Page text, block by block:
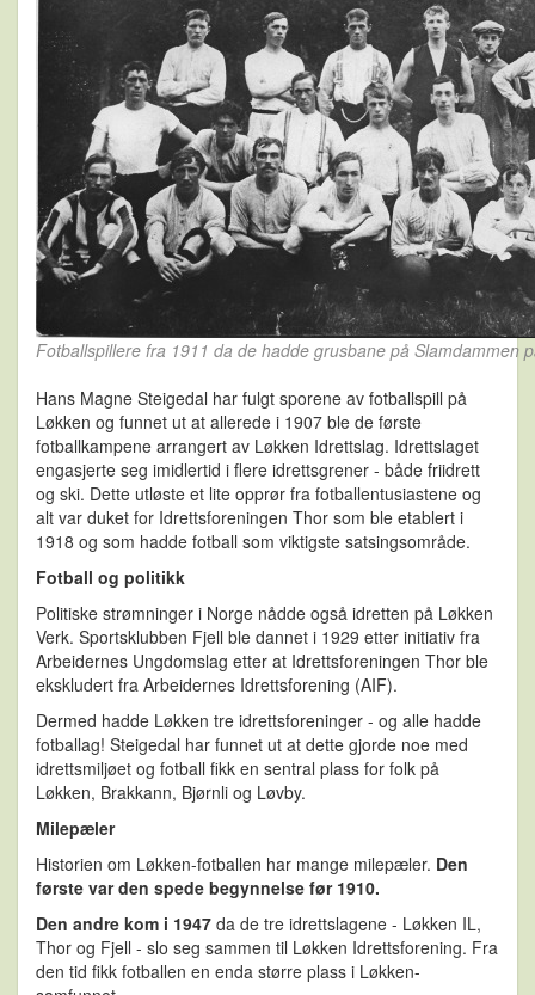
Fotballspillere fra 1911 da de hadde grusbane på Slamdammen
Hans Magne Steigedal har fulgt sporene av fotballspill på
Løkken og funnet ut at allerede i 1907 ble de første
fotballkampene arrangert av Løkken Idrettslag. Idrettslaget
engasjerte seg imidlertid i flere idrettsgrener - både friidrett
og ski. Dette utløste et lite opprør fra fotballentusiastene og
alt var duket for Idrettsforeningen Thor som ble etablert i
1918 og som hadde fotball som viktigste satsingsområde.
Fotball og politikk
Politiske strømninger i Norge nådde også idretten på Løkken
Verk. Sportsklubben Fjell ble dannet i 1929 etter initiativ fra
Arbeidernes Ungdomslag etter at Idrettsforeningen Thor ble
ekskludert fra Arbeidernes Idrettsforening (AIF).
Dermed hadde Løkken tre idrettsforeninger - og alle hadde
fotballag! Steigedal har funnet ut at dette gjorde noe med
idrettsmiljøet og fotball fikk en sentral plass for folk på
Løkken, Brakkann, Bjørnli og Løvby.
Milepæler
Historien om Løkken-fotballen har mange milepæler. Den
første var den spede begynnelse før 1910.
Den andre kom i 1947 da de tre idrettslagene - Løkken IL,
Thor og Fjell - slo seg sammen til Løkken Idrettsforening. Fra
den tid fikk fotballen en enda større plass i Løkken-